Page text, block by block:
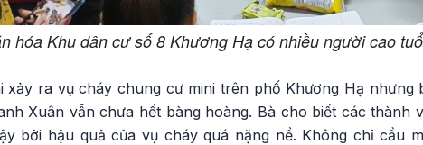
hóa Khu dân cư số 8 Khương Hạ có nhiều người cao
ra vụ cháy chung cư mini trên phố Khương Hạ nhưng
Xuân vẫn chưa hết bàng hoàng. Bà cho biết các thành
bởi hậu quả của vụ cháy quá nặng nề. Không chỉ cầu